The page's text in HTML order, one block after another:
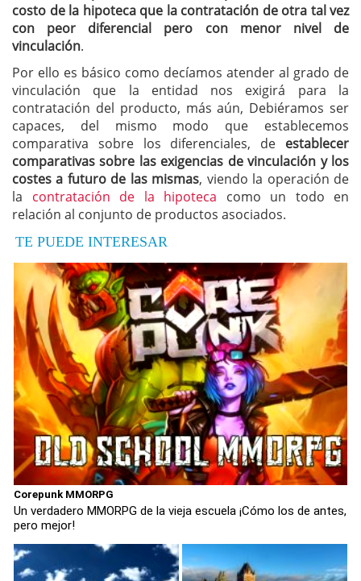
costo de la hipoteca que la contratación de otra tal vez
con peor diferencial pero con menor nivel de
vinculación.
Por ello es básico como decíamos atender al grado de
vinculación que la entidad nos exigirá para la
contratación del producto, más aún, Debiéramos ser
capaces, del mismo modo que establecemos
comparativa sobre los diferenciales, de establecer
comparativas sobre las exigencias de vinculación y los
costes a futuro de las mismas, viendo la operación de
la contratación de la hipoteca como un todo en
relación al conjunto de productos asociados.
TE PUEDE INTERESAR
Corepunk MMORPG
Un verdadero MMORPG de la vieja escuela ¡Cómo los de antes,
pero mejor!